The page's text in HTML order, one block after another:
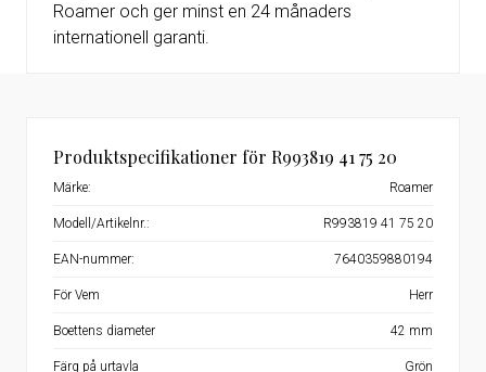
Roamer och ger minst en 24 månaders
internationell garanti.
Produktspecifikationer för R993819 41 75 20
Märke: Roamer
Modell/Artikelnr.: R993819 41 75 20
EAN-nummer: 7640359880194
För Vem Herr
Boettens diameter 42 mm
Färg på urtavla Grön